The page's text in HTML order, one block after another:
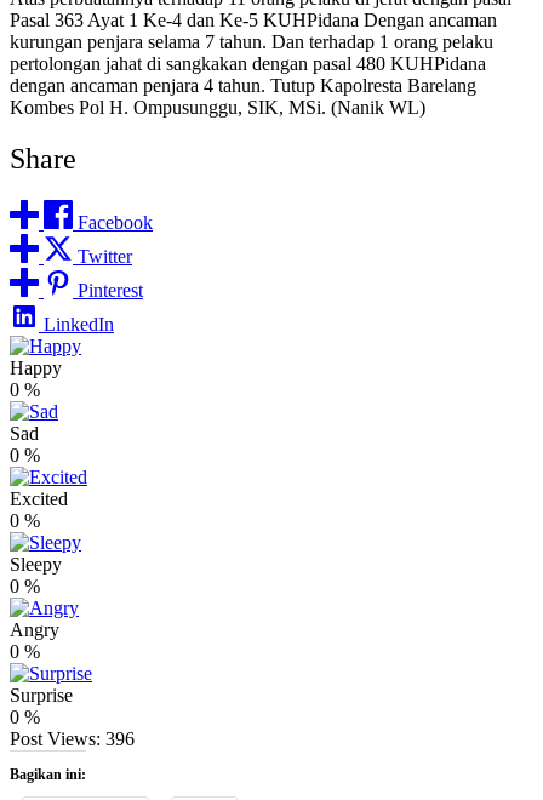
Pasal 363 Ayat 1 Ke-4 dan Ke-5 KUHPidana Dengan ancaman
kurungan penjara selama 7 tahun. Dan terhadap 1 orang pelaku
pertolongan jahat di sangkakan dengan pasal 480 KUHPidana
dengan ancaman penjara 4 tahun. Tutup Kapolresta Barelang
Kombes Pol H. Ompusunggu, SIK, MSi. (Nanik WL)
Share
Facebook
Twitter
Pinterest
LinkedIn
Happy
0 %
Sad
0 %
Excited
0 %
Sleepy
0 %
Angry
0 %
Surprise
0 %
Post Views: 396
Bagikan ini: